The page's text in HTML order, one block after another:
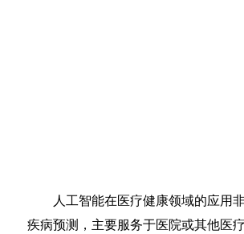
人工智能在医疗健康领域的应用
疾病预测，主要服务于医院或其他医